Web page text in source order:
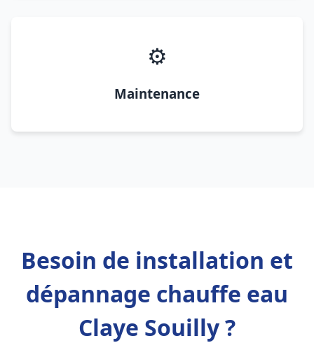
⚙️
Maintenance
Besoin de installation et
dépannage chauffe eau
Claye Souilly ?